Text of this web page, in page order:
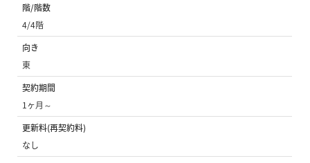
階/階数
4/4階
向き
東
契約期間
1ヶ月～
更新料(再契約料)
なし